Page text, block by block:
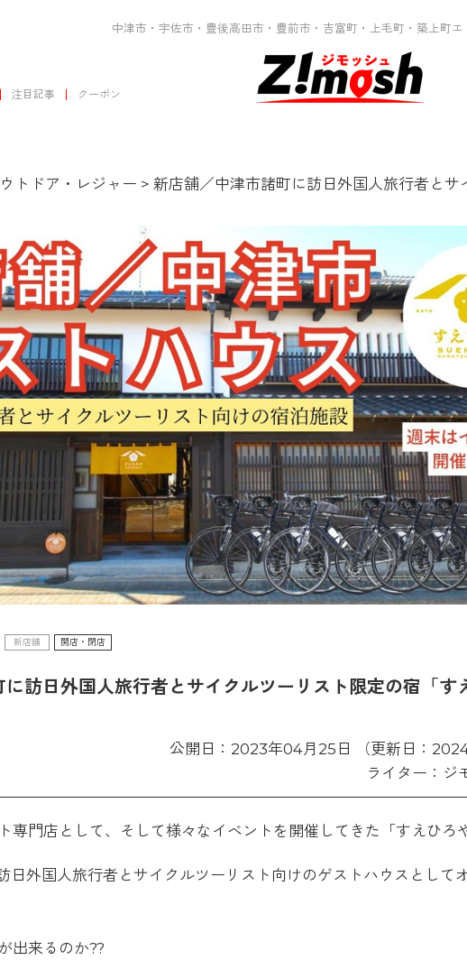
中津市・宇佐市・豊後高田市・豊前市・吉富町・上毛町・築上町エ
注目記事 クーポン
トドア・レジャー > 新店舗／中津市諸町に訪日外国人旅行者と
新店舗 開店・閉店
訪日外国人旅行者とサイクルツーリスト限定の宿「す
公開日：2023年04月25日 （更新日：2024
ライター：ジ
専門店として、そして様々なイベントを開催してきた「すえひろや
日外国人旅行者とサイクルツーリスト向けのゲストハウスとして
出来るのか??